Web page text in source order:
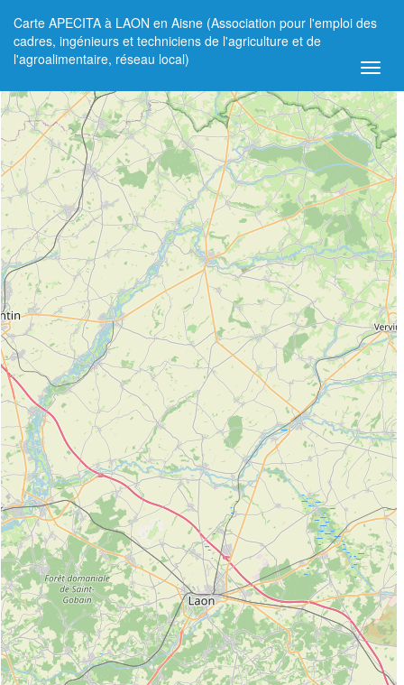
Carte APECITA à LAON en Aisne (Association pour l'emploi des
cadres, ingénieurs et techniciens de l'agriculture et de
l'agroalimentaire, réseau local)
+
−